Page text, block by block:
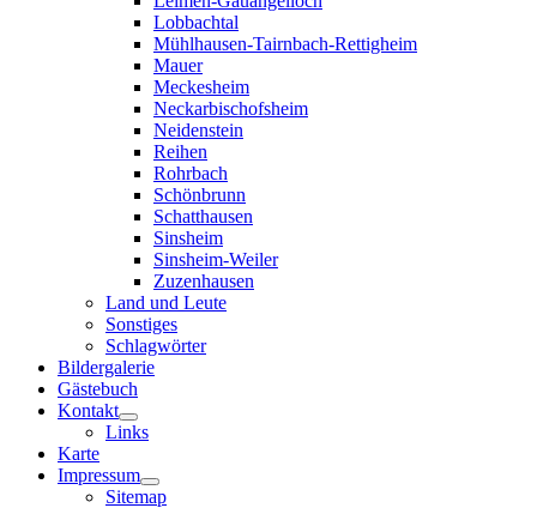
Lobbachtal
Mühlhausen-Tairnbach-Rettigheim
Mauer
Meckesheim
Neckarbischofsheim
Neidenstein
Reihen
Rohrbach
Schönbrunn
Schatthausen
Sinsheim
Sinsheim-Weiler
Zuzenhausen
Land und Leute
Sonstiges
Schlagwörter
Bildergalerie
Gästebuch
Kontakt
Links
Karte
Impressum
Sitemap